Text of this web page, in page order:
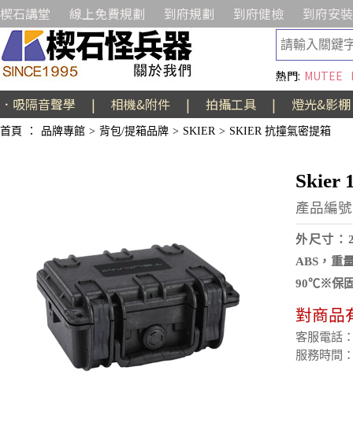
楔石講堂 線上免費規劃 到府規劃 到府健檢 到府安裝
熱門: MUTEE
．吸隔音聲學 | 相機&附件 | 拍攝工具 | 燈光&影棚
首頁 ： 品牌專館 > 背包/提箱品牌 > SKIER > SKIER 抗撞氣密提箱
Skier
產品編
外尺寸：
ABS，重
90℃※保
對商品
客服電話
服務時間